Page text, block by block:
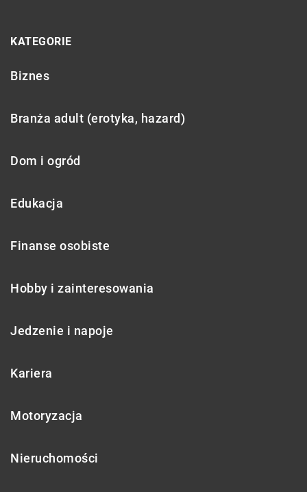
KATEGORIE
Biznes
Branża adult (erotyka, hazard)
Dom i ogród
Edukacja
Finanse osobiste
Hobby i zainteresowania
Jedzenie i napoje
Kariera
Motoryzacja
Nieruchomości